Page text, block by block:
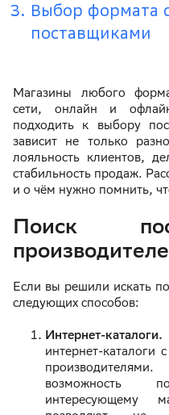
Выбор формата
поставщиками
Магазины любого
сети, онлайн и
подходить к выбору
зависит не только
лояльность клиентов,
стабильность продаж.
и о чём нужно помнить,
Поиск
Если вы решили искать
следующих способов:
Интернет-каталоги.
интернет-каталоги
возможность
интересующему